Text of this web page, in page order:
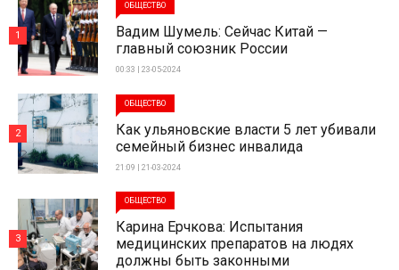
ОБЩЕСТВО
Вадим Шумель: Сейчас Китай —
главный союзник России
00:33 | 23-05-2024
1
ОБЩЕСТВО
Как ульяновские власти 5 лет убивали
семейный бизнес инвалида
21:09 | 21-03-2024
2
ОБЩЕСТВО
Карина Ерчкова: Испытания
медицинских препаратов на людях
должны быть законными
3